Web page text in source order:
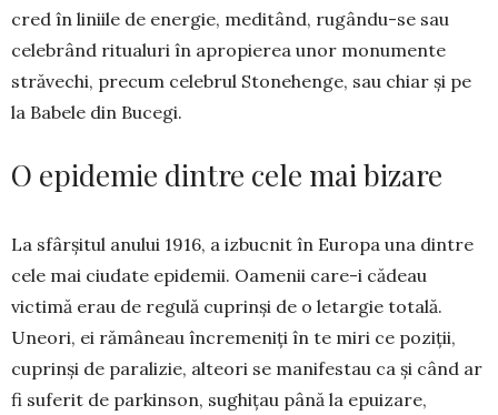
cred în liniile de energie, meditând, rugându-se sau
celebrând ritualuri în apropierea unor monumente
străvechi, precum celebrul Stonehenge, sau chiar și pe
la Babele din Bucegi.
O epidemie dintre cele mai bizare
La sfârșitul anului 1916, a izbucnit în Eu­ropa una dintre
cele mai ciudate epidemii. Oamenii care-i cădeau
victimă erau de regulă cuprinși de o letargie totală.
Uneori, ei rămâneau în­cremeniți în te miri ce poziții,
cuprinși de para­lizie, alteori se manifestau ca și când ar
fi suferit de parkinson, sughițau până la epuizare,